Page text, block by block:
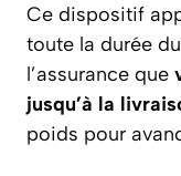
Ce dispositif
toute la durée
l’assurance que
jusqu’à la
poids pour